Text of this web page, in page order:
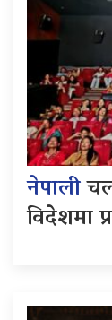
नेपाली
विदेशमा